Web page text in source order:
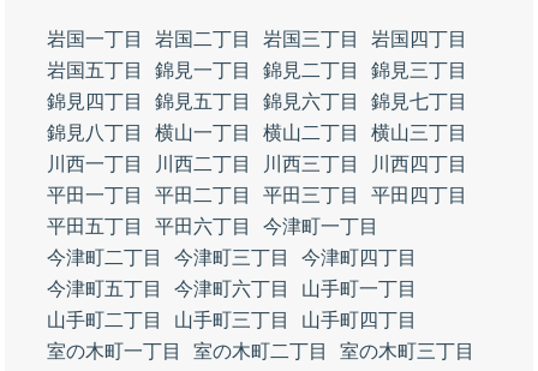
岩国一丁目 岩国二丁目 岩国三丁目
岩国四丁目
岩国五丁目
錦見一丁目 錦見二丁目
錦見三丁目
錦見四丁目
錦見五丁目 錦見六丁目
錦見七丁目
錦見八丁目
横山一丁目 横山二丁目
横山三丁目
川西一丁目
川西二丁目 川西三丁目
川西四丁目
平田一丁目
平田二丁目 平田三丁目
平田四丁目
平田五丁目
平田六丁目
今津町一丁目
今津町二丁目
今津町三丁目
今津町四丁目
今津町五丁目
今津町六丁目
山手町一丁目
山手町二丁目
山手町三丁目
山手町四丁目
室の木町一丁目
室の木町二丁目
室の木町三丁目